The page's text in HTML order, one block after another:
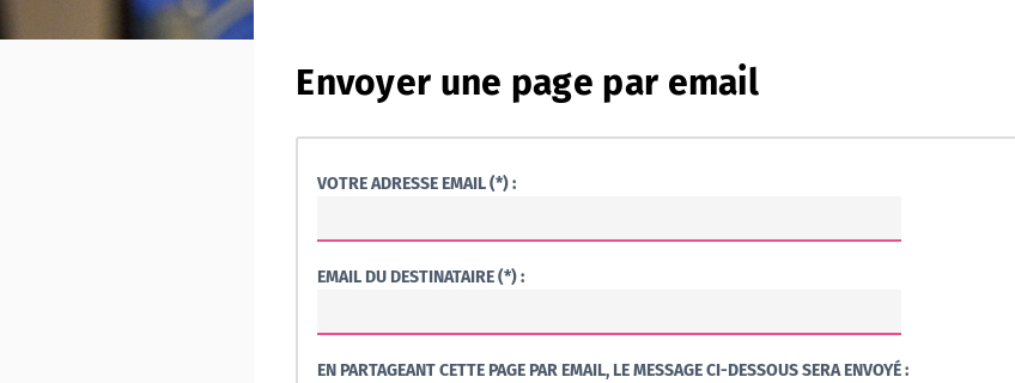
Envoyer une page par email
VOTRE ADRESSE EMAIL (*) :
EMAIL DU DESTINATAIRE (*) :
EN PARTAGEANT CETTE PAGE PAR EMAIL, LE MESSAGE CI-DESSOUS SERA ENVOYÉ :